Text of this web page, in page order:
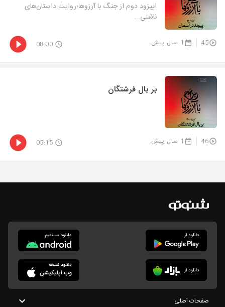
اپیزود دوم از جنگ با آرزوها؛روایت داستان‌های
ناشنی...
45 1 سال پیش 08:00
بر بال فرشتگان
46 1 سال پیش 05:15
صفحات اصلی